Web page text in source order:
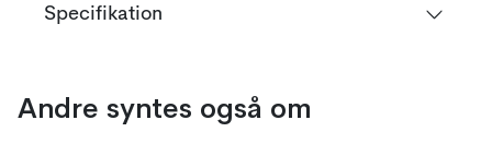
Specifikation
Andre syntes også om